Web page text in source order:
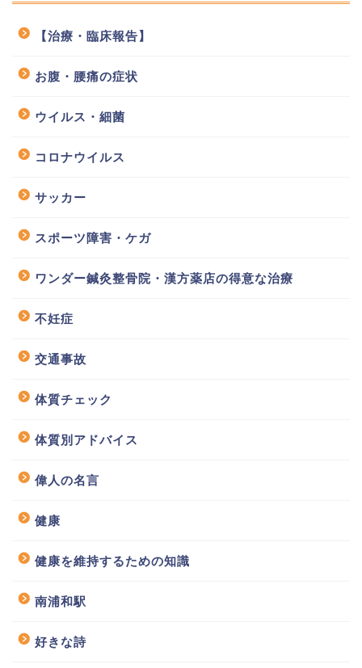
【治療・臨床報告】
お腹・腰痛の症状
ウイルス・細菌
コロナウイルス
サッカー
スポーツ障害・ケガ
ワンダー鍼灸整骨院・漢方薬店の得意な治療
不妊症
交通事故
体質チェック
体質別アドバイス
偉人の名言
健康
健康を維持するための知識
南浦和駅
好きな詩